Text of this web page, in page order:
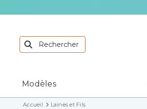
Modèles
Accueil Laines et Fils